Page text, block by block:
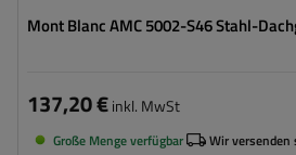
Mont Blanc AMC 5002-S46 Stahl-
137,20 €inkl. MwSt
Große Menge verfügbar Wir versenden